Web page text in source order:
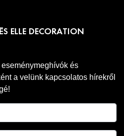
ELLE DECORATION
és
a velünk kapcsolatos hírekről